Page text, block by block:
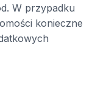
W przypadku
konieczne